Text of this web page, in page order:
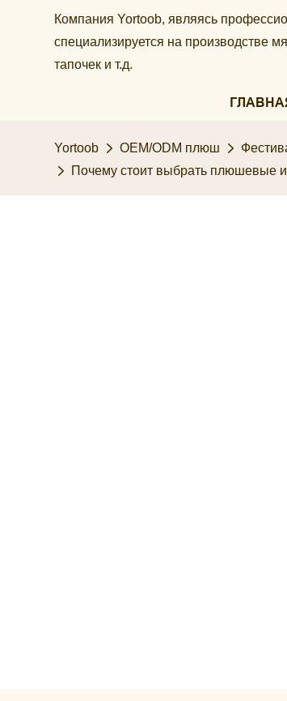
Компания Yortoob, являясь
специализируется на производстве
тапочек и т.д.
Yortoob OEM/ODM плюш
Почему стоит выбрать плюшевые